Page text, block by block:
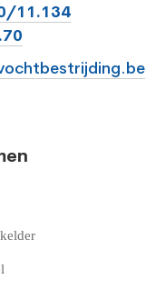
11.134